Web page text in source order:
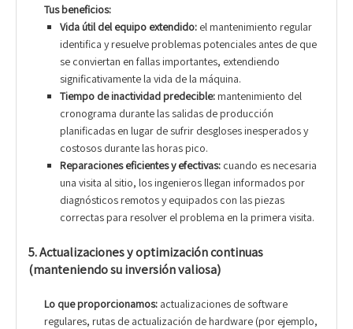
Tus beneficios:
Vida útil del equipo extendido: el mantenimiento regular
identifica y resuelve problemas potenciales antes de que
se conviertan en fallas importantes, extendiendo
significativamente la vida de la máquina.
Tiempo de inactividad predecible: mantenimiento del
cronograma durante las salidas de producción
planificadas en lugar de sufrir desgloses inesperados y
costosos durante las horas pico.
Reparaciones eficientes y efectivas: cuando es necesaria
una visita al sitio, los ingenieros llegan informados por
diagnósticos remotos y equipados con las piezas
correctas para resolver el problema en la primera visita.
5. Actualizaciones y optimización continuas
(manteniendo su inversión valiosa)
Lo que proporcionamos: actualizaciones de software
regulares, rutas de actualización de hardware (por ejemplo,